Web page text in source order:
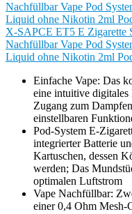
X-SAPCE ET5 E Zigarette
Nachfüllbar Vape Pod
Liquid ohne Nikotin 2ml
Einfache Vape: Das
eine intuitive
Zugang zum
einstellbaren
Pod-System E-
integrierter Batterie
Kartuschen, dessen
werden; Das
optimalen Luftstrom
Vape Nachfüllbar:
einer 0,4 Ohm Mesh-